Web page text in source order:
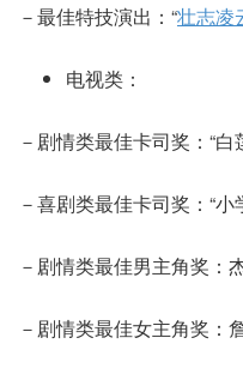
－最佳特技演出：“壮志凌
电视类：
－剧情类最佳卡司奖：“白
－喜剧类最佳卡司奖：“小
－剧情类最佳男主角奖：
－剧情类最佳女主角奖：